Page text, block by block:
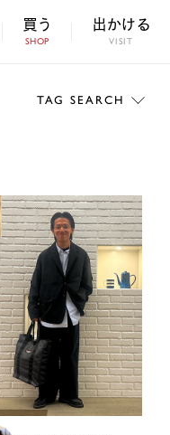
買う
SHOP
出かける
VISIT
TAG SEARCH